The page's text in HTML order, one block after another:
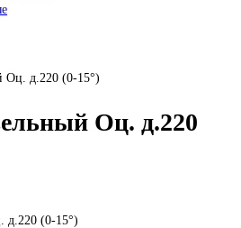
Оц. д.220 (0-15°)
Оц. д.220